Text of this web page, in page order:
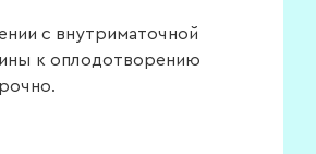
с внутриматочной
к оплодотворению